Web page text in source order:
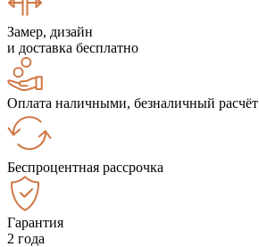
Замер, дизайн
и доставка бесплатно
Оплата наличными, безналичный расчёт
Беспроцентная рассрочка
Гарантия
2 года